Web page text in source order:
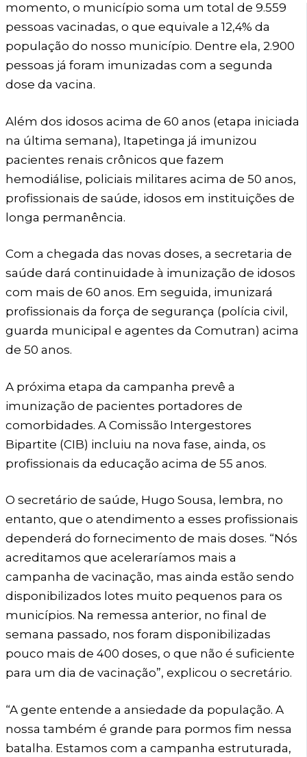
momento, o município soma um total de 9.559
pessoas vacinadas, o que equivale a 12,4% da
população do nosso município. Dentre ela, 2.900
pessoas já foram imunizadas com a segunda
dose da vacina.
Além dos idosos acima de 60 anos (etapa iniciada
na última semana), Itapetinga já imunizou
pacientes renais crônicos que fazem
hemodiálise, policiais militares acima de 50 anos,
profissionais de saúde, idosos em instituições de
longa permanência.
Com a chegada das novas doses, a secretaria de
saúde dará continuidade à imunização de idosos
com mais de 60 anos. Em seguida, imunizará
profissionais da força de segurança (polícia civil,
guarda municipal e agentes da Comutran) acima
de 50 anos.
A próxima etapa da campanha prevê a
imunização de pacientes portadores de
comorbidades. A Comissão Intergestores
Bipartite (CIB) incluiu na nova fase, ainda, os
profissionais da educação acima de 55 anos.
O secretário de saúde, Hugo Sousa, lembra, no
entanto, que o atendimento a esses profissionais
dependerá do fornecimento de mais doses. “Nós
acreditamos que aceleraríamos mais a
campanha de vacinação, mas ainda estão sendo
disponibilizados lotes muito pequenos para os
municípios. Na remessa anterior, no final de
semana passado, nos foram disponibilizadas
pouco mais de 400 doses, o que não é suficiente
para um dia de vacinação”, explicou o secretário.
“A gente entende a ansiedade da população. A
nossa também é grande para pormos fim nessa
batalha. Estamos com a campanha estruturada,